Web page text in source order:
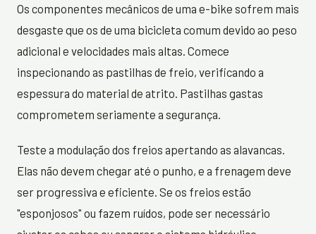
Os componentes mecânicos de uma e-bike sofrem mais
desgaste que os de uma bicicleta comum devido ao peso
adicional e velocidades mais altas. Comece
inspecionando as pastilhas de freio, verificando a
espessura do material de atrito. Pastilhas gastas
comprometem seriamente a segurança.
Teste a modulação dos freios apertando as alavancas.
Elas não devem chegar até o punho, e a frenagem deve
ser progressiva e eficiente. Se os freios estão
"esponjosos" ou fazem ruídos, pode ser necessário